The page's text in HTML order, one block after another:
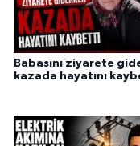
Babasını ziyarete
kazada hayatını